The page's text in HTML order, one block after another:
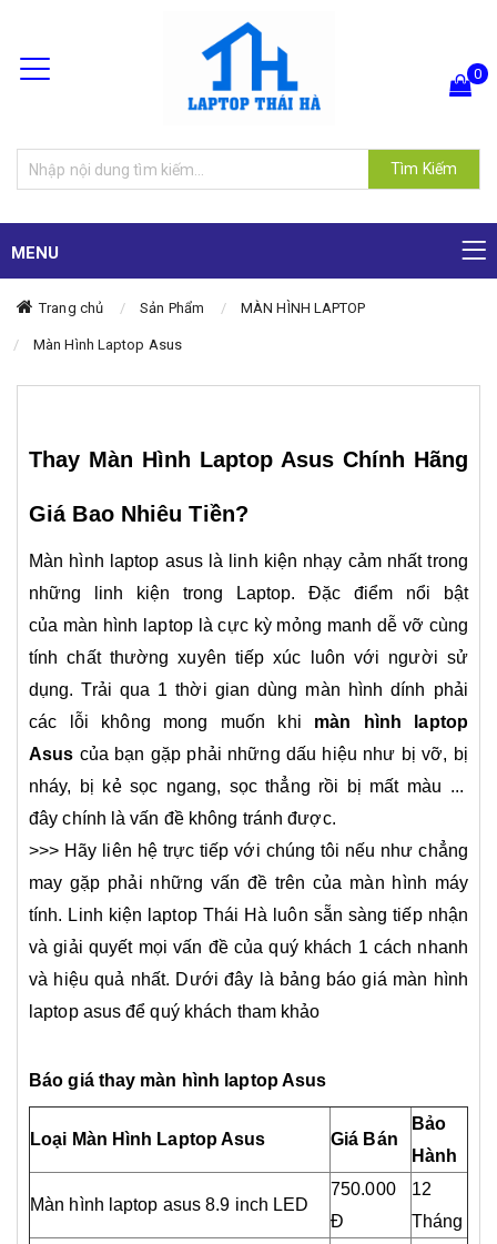
Tìm Kiếm
0
MENU
Trang chủ Sản Phẩm MÀN HÌNH LAPTOP
Màn Hình Laptop Asus
Thay Màn Hình Laptop Asus Chính Hãng
Giá Bao Nhiêu Tiền?
Màn hình laptop asus là linh kiện nhạy cảm nhất trong
những linh kiện trong Laptop. Đặc điểm nổi bật
của màn hình laptop là cực kỳ mỏng manh dễ vỡ cùng
tính chất thường xuyên tiếp xúc luôn với người sử
dụng. Trải qua 1 thời gian dùng màn hình dính phải
các lỗi không mong muốn khi màn hình laptop
Asus của bạn gặp phải những dấu hiệu như bị vỡ, bị
nháy, bị kẻ sọc ngang, sọc thẳng rồi bị mất màu ...
đây chính là vấn đề không tránh được.
>>> Hãy liên hệ trực tiếp với chúng tôi nếu như chẳng
may gặp phải những vấn đề trên của màn hình máy
tính. Linh kiện laptop Thái Hà luôn sẵn sàng tiếp nhận
và giải quyết mọi vấn đề của quý khách 1 cách nhanh
và hiệu quả nhất. Dưới đây là bảng báo giá màn hình
laptop asus để quý khách tham khảo
Báo giá thay màn hình laptop Asus
Loại Màn Hình Laptop Asus Giá Bán
Bảo
Hành
Màn hình laptop asus 8.9 inch LED
750.000
Đ
12
Tháng